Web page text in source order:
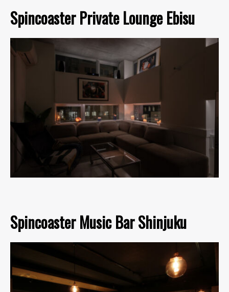
Spincoaster Private Lounge Ebisu
Spincoaster Music Bar Shinjuku